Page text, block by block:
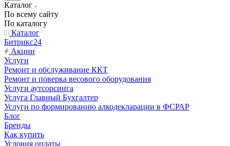
Каталог
По всему сайту
По каталогу
Каталог
Битрикс24
Акции
Услуги
Ремонт и обслуживание ККТ
Ремонт и поверка весового оборудования
Услуги аутсорсинга
Услуга Главный Бухгалтер
Услуги по формированию алкодекларации в ФСРАР
Блог
Бренды
Как купить
Условия оплаты